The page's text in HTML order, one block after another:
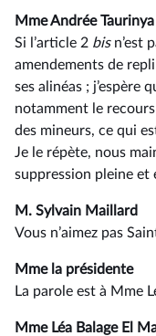
Mme Andrée Taurinya
Si l’article 2 bisn’est
amendements de
ses alinéas ; j’espère
notamment le
des mineurs, ce qui
Je le répète, nous
suppression pleine et
M. Sylvain Maillard
Vous n’aimez pas
Mme la présidente
La parole est à Mme
Mme Léa Balage El